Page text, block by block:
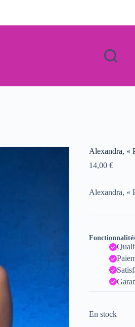
Alexandra, «
14,00 €
Alexandra, «
En stock